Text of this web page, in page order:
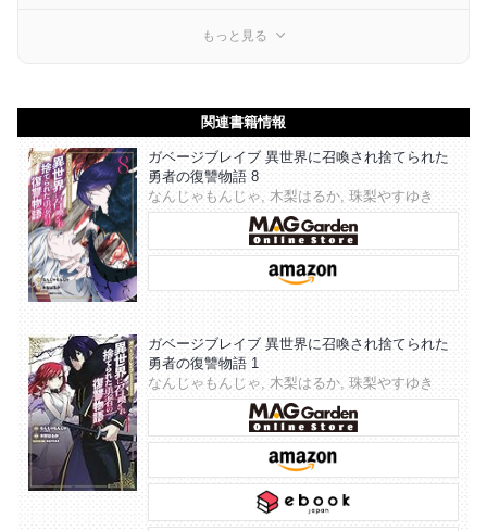
もっと見る
関連書籍情報
ガベージブレイブ 異世界に召喚され捨てられた
勇者の復讐物語 8
なんじゃもんじゃ, 木梨はるか, 珠梨やすゆき
ガベージブレイブ 異世界に召喚され捨てられた
勇者の復讐物語 1
なんじゃもんじゃ, 木梨はるか, 珠梨やすゆき